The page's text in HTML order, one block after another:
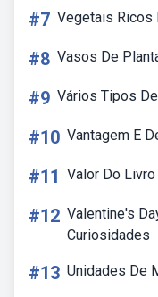
#7 Vegetais Ricos
#8 Vasos De
#9 Vários Tipos
#10 Vantagem E
#11 Valor Do
#12 Valentine's
Curiosidades
#13 Unidades De